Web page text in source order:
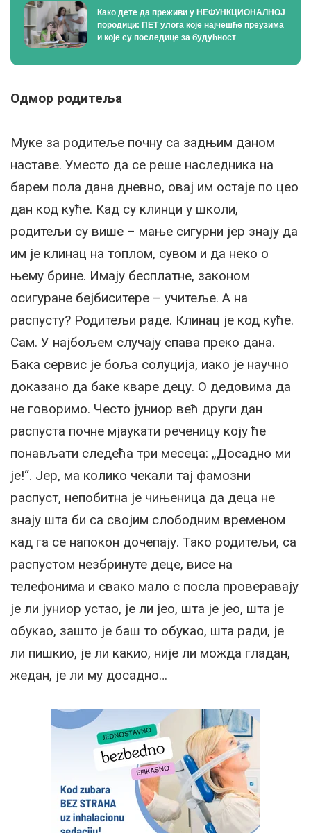
Како дете да преживи у НЕФУНКЦИОНАЛНОЈ
породици: ПЕТ улога које најчешће преузима
и које су последице за будућност
Одмор родитеља
Муке за родитеље почну са задњим даном
наставе. Уместо да се реше наследника на
барем пола дана дневно, овај им остаје по цео
дан код куће. Кад су клинци у школи,
родитељи су више – мање сигурни јер знају да
им је клинац на топлом, сувом и да неко о
њему брине. Имају бесплатне, законом
осигуране бејбиситере – учитеље. А на
распусту? Родитељи раде. Клинац је код куће.
Сам. У најбољем случају спава преко дана.
Бака сервис је боља солуција, иако је научно
доказано да баке кваре децу. О дедовима да
не говоримо. Често јуниор већ други дан
распуста почне мјаукати реченицу коју ће
понављати следећа три месеца: „Досадно ми
је!“. Јер, ма колико чекали тај фамозни
распуст, непобитна је чињеница да деца не
знају шта би са својим слободним временом
кад га се напокон дочепају. Тако родитељи, са
распустом незбринуте деце, висе на
телефонима и свако мало с посла проверавају
је ли јуниор устао, је ли јео, шта је јео, шта је
обукао, зашто је баш то обукао, шта ради, је
ли пишкио, је ли какио, није ли можда гладан,
жедан, је ли му досадно…